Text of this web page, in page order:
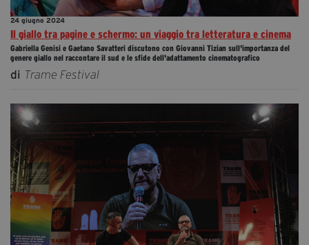
24 giugno 2024
Il giallo tra pagine e schermo: un viaggio tra letteratura e cinema
Gabriella Genisi e Gaetano Savatteri discutono con Giovanni Tizian sull'importanza del
genere giallo nel raccontare il sud e le sfide dell'adattamento cinematografico
di Trame Festival